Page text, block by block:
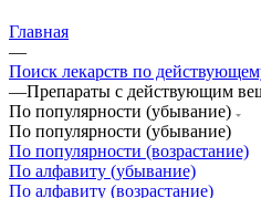
Главная
—
Поиск лекарств по
—Препараты с действующим
По популярности (убывание)
По популярности (убывание)
По популярности (возрастание)
По алфавиту (убывание)
По алфавиту (возрастание)